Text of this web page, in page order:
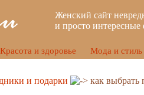
Женский сайт
и просто
Красота и здоровье Мода и стиль
и подарки как выбрать